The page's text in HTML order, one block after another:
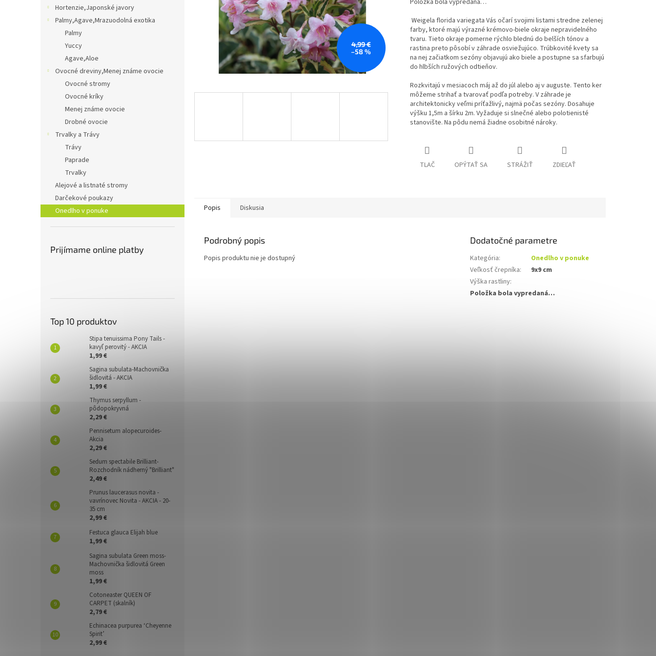
Hortenzie,Japonské javory
Palmy,Agave,Mrazuodolná exotika
Palmy
Yuccy
Agave,Aloe
Ovocné dreviny,Menej známe ovocie
Ovocné stromy
Ovocné kríky
Menej známe ovocie
Drobné ovocie
Trvalky a Trávy
Trávy
Paprade
Trvalky
Alejové a listnaté stromy
Darčekové poukazy
Onedlho v ponuke
Prijímame online platby
Top 10 produktov
Stipa tenuissima Pony Tails -
kavyľ perovitý - AKCIA
1,99 €
Sagina subulata-Machovnička
šidlovitá - AKCIA
1,99 €
Thymus serpyllum -
pôdopokryvná
2,29 €
Pennisetum alopecuroides-
Akcia
2,29 €
Sedum spectabile Brilliant-
Rozchodník nádherný "Brilliant"
2,49 €
Prunus laucerasus novita -
vavrínovec Novita - AKCIA - 20-
35 cm
2,99 €
Festuca glauca Elijah blue
1,99 €
Sagina subulata Green moss-
Machovnička šidlovitá Green
moss
1,99 €
Cotoneaster QUEEN OF
CARPET (skalník)
2,79 €
Echinacea purpurea ‘Cheyenne
Spirit’
2,99 €
4,99 €
–58 %
Položka bola vypredaná…
Weigela florida variegata Vás očarí svojimi listami stredne zelenej
farby, ktoré majú výrazné krémovo-biele okraje nepravidelného
tvaru. Tieto okraje pomerne rýchlo blednú do belších tónov a
rastina preto pôsobí v záhrade osviežujúco. Trúbkovité kvety sa
na nej začiatkom sezóny objavujú ako biele a postupne sa sfarbujú
do hlbších ružových odtieňov.
Rozkvitajú v mesiacoch máj až do júl alebo aj v auguste. Tento ker
môžeme strihať a tvarovať podľa potreby. V záhrade je
architektonicky veľmi príťažlivý, najmä počas sezóny. Dosahuje
výšku 1,5m a šírku 2m. Vyžaduje si slnečné alebo polotienisté
stanovište. Na pôdu nemá žiadne osobitné nároky.
TLAČ OPÝTAŤ SA STRÁŽIŤ ZDIEĽAŤ
Popis Diskusia
Podrobný popis
Popis produktu nie je dostupný
Dodatočné parametre
Kategória:
Onedlho v ponuke
Veľkosť črepníka:
9x9 cm
Výška rastliny:
Položka bola vypredaná…